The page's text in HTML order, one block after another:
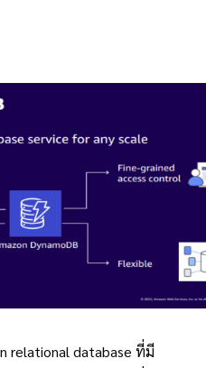
relational database ที่มี